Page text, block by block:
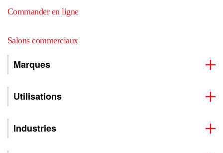
Commander en ligne
Salons commerciaux
Marques
Utilisations
Industries